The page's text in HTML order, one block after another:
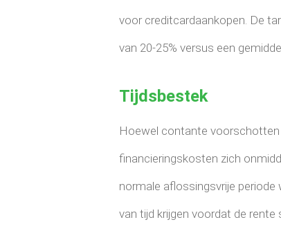
voor creditcardaankopen. De
van 20-25% versus een
Tijdsbestek
Hoewel contante voorschotten
financieringskosten zich
normale aflossingsvrije
van tijd krijgen voordat de rente